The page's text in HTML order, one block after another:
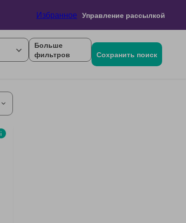
Избранное Управление рассылкой
Больше
фильтров
Сохранить поиск